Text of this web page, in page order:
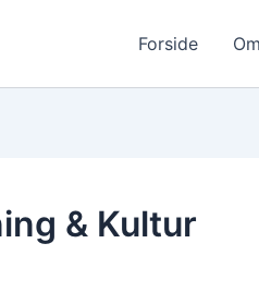
Forside
& Kultur